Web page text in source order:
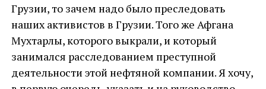
Грузии, то зачем надо было преследовать
наших активистов в Грузии. Того же Афгана
Мухтарлы, которого выкрали, и который
занимался расследованием преступной
деятельности этой нефтяной компании. Я хочу,